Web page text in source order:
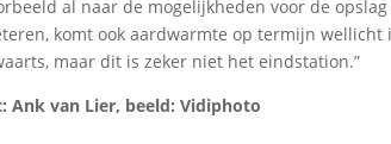
al naar de mogelijkheden voor de
komt ook aardwarmte op termijn
maar dit is zeker niet het eindstation.”
Ank van Lier, beeld: Vidiphoto